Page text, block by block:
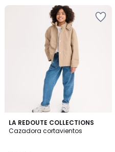
LA REDOUTE COLLECTIONS
Cazadora cortavientos